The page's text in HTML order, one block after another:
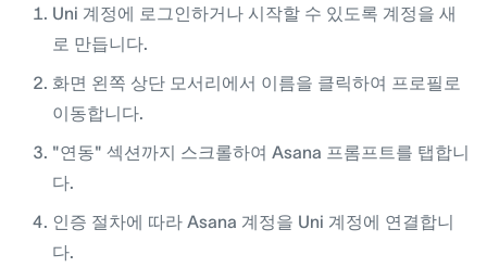
Uni 계정에 로그인하거나 시작할 수 있도록 계정을 새
로 만듭니다.
화면 왼쪽 상단 모서리에서 이름을 클릭하여 프로필로
이동합니다.
"연동" 섹션까지 스크롤하여 Asana 프롬프트를 탭합니
다.
인증 절차에 따라 Asana 계정을 Uni 계정에 연결합니
다.